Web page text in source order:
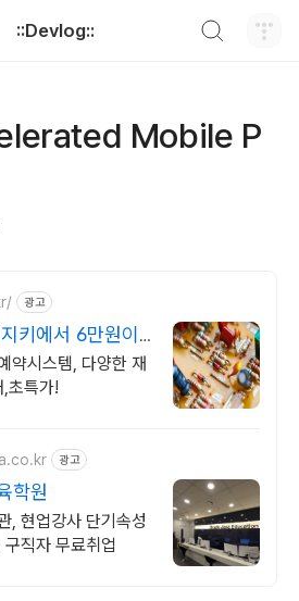
::Devlog::
Mobile P
광고
키에서 6만원이
약시스템, 다양한 재
초특가!
광고
학원
, 현업강사 단기속성
직자 무료취업